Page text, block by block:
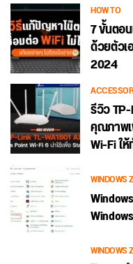
HOW TO
7 ขั้นตอ
ด้วยตัว
2024
รีวิว
คุณภาพ
Wi-Fi ใ
WINDOWS
WINDOWS